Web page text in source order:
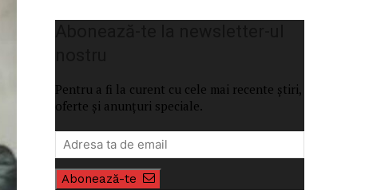
Pentru a fi la curent cu cele mai recente știri,
oferte și anunțuri speciale.
Abonează-te